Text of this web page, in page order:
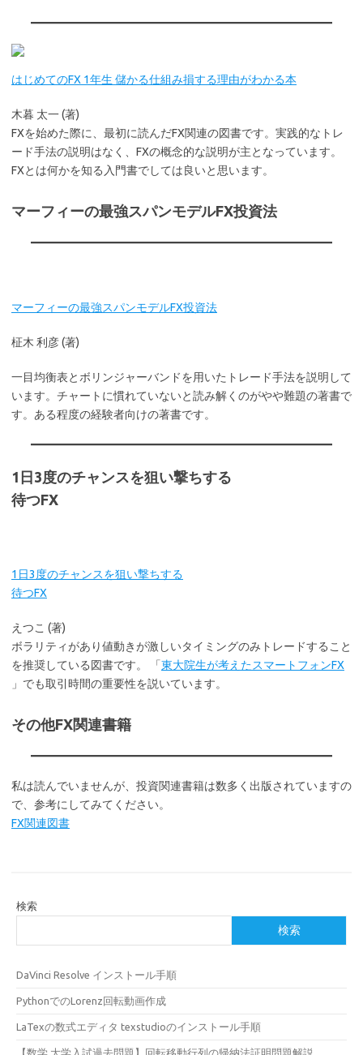
はじめてのFX 1年生 儲かる仕組み損する理由がわかる本
木暮 太一 (著)
FXを始めた際に、最初に読んだFX関連の図書です。実践的なトレ
ード手法の説明はなく、FXの概念的な説明が主となっています。
FXとは何かを知る入門書でしては良いと思います。
マーフィーの最強スパンモデルFX投資法
マーフィーの最強スパンモデルFX投資法
柾木 利彦 (著)
一目均衡表とボリンジャーバンドを用いたトレード手法を説明して
います。チャートに慣れていないと読み解くのがやや難題の著書で
す。ある程度の経験者向けの著書です。
1日3度のチャンスを狙い撃ちする
待つFX
1日3度のチャンスを狙い撃ちする
待つFX
えつこ (著)
ボラリティがあり値動きが激しいタイミングのみトレードすること
を推奨している図書です。 「東大院生が考えたスマートフォンFX
」でも取引時間の重要性を説いています。
その他FX関連書籍
私は読んでいませんが、投資関連書籍は数多く出版されていますの
で、参考にしてみてください。
FX関連図書
検索
検索
DaVinci Resolve インストール手順
PythonでのLorenz回転動画作成
LaTexの数式エディタ texstudioのインストール手順
【数学 大学入試過去問題】回転移動行列の帰納法証明問題解説